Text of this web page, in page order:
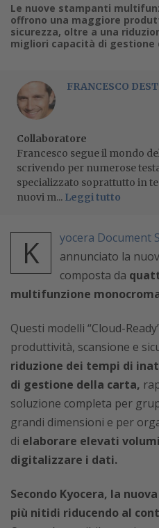
Le nuove stampanti
offrono una maggiore
sicurezza, oltre a una
migliori capacità di gestione
FRANCESCO
Collaboratore
Francesco segue il mondo
scrivendo per numerose
specializzato soprattutto in
nuovi m... Leggi tutto
K yocera Document
annunciato la
composta da
multifunzione
Questi modelli “Cloud-
produttività, scansione e
riduzione dei tempi di
di gestione della carta,
soluzione completa per
grandi dimensioni e per
di elaborare elevati
digitalizzare i dati.
Secondo Kyocera, la
più nitidi riducendo al